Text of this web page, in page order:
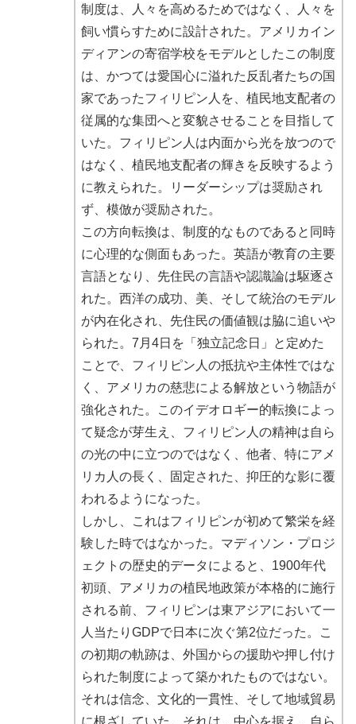
制度は、人々を高めるためではなく、人々を
飼い慣らすために設計された。アメリカイン
ディアンの寄宿学校をモデルとしたこの制度
は、かつては愛国心に溢れた反乱者たちの国
家であったフィリピン人を、植民地支配者の
従属的な集団へと変貌させることを目指して
いた。フィリピン人は内面から光を放つので
はなく、植民地支配者の輝きを反映するよう
に教えられた。リーダーシップは奨励され
ず、模倣が奨励された。
この方向転換は、制度的なものであると同時
に心理的な側面もあった。英語が教育の主要
言語となり、先住民の言語や認識論は駆逐さ
れた。西洋の成功、美、そして統治のモデル
が内在化され、先住民の価値観は脇に追いや
られた。7月4日を「独立記念日」と定めた
ことで、フィリピン人の抵抗や主体性ではな
く、アメリカの慈悲による解放という物語が
強化された。このイデオロギー的転換によっ
て疑念が芽生え、フィリピン人の精神は自ら
の光の中に立つのではなく、他者、特にアメ
リカ人の長く、固定された、抑圧的な影に覆
われるようになった。
しかし、これはフィリピンが初めて繁栄を経
験した時ではなかった。マディソン・プロジ
ェクトの歴史的データによると、1900年代
初頭、アメリカの植民地政策が本格的に施行
される前、フィリピンは東アジアにおいて一
人当たりGDPで日本に次ぐ第2位だった。こ
の初期の軌跡は、外国からの援助や押し付け
られた制度によって築かれたものではない。
それは信念、文化的一貫性、そして地域貿易